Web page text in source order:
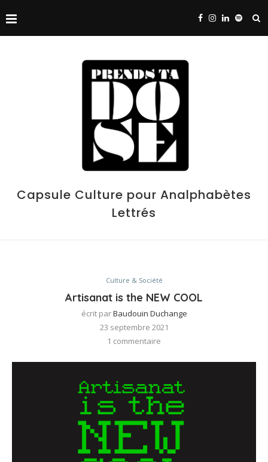
Capsule Culture pour Analphabètes
Lettrés
Culture & Société
Artisanat is the NEW COOL
écrit parBaudouin Duchange
23 septembre 2021
1 commentaire